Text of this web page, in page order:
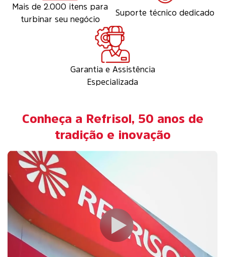
Mais de 2.000 itens para
turbinar seu negócio
Suporte técnico dedicado
Garantia e Assistência
Especializada
Conheça a Refrisol, 50 anos de
tradição e inovação